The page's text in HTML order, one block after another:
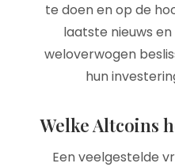
te doen en op de
laatste nieuws
weloverwogen
hun
Welke Altcoins
Een veelgestelde